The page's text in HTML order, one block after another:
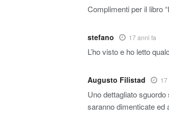
Complimenti per il libro
stefano 17 anni fa
L’ho visto e ho letto
Augusto Filistad 17
Uno dettagliato
saranno dimenticate ed